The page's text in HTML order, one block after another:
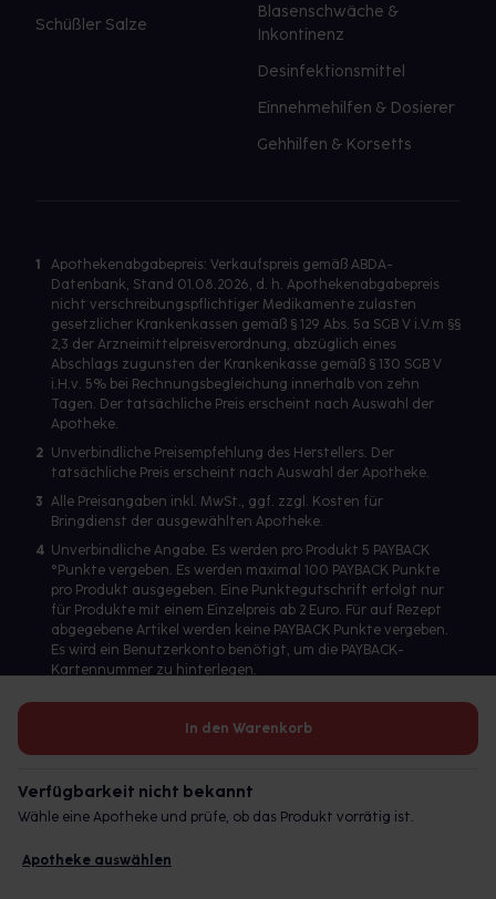
In den Warenkorb
Verfügbarkeit nicht bekannt
Wähle eine Apotheke und prüfe, ob das Produkt vorrätig ist.
Apotheke auswählen
Schüßler Salze
Blasenschwäche &
Inkontinenz
Desinfektionsmittel
Einnehmehilfen & Dosierer
Gehhilfen & Korsetts
1
Apothekenabgabepreis: Verkaufspreis gemäß ABDA-
Datenbank, Stand 01.08.2026, d. h. Apothekenabgabepreis
nicht verschreibungspflichtiger Medikamente zulasten
gesetzlicher Krankenkassen gemäß § 129 Abs. 5a SGB V i.V.m §§
2,3 der Arzneimittelpreisverordnung, abzüglich eines
Abschlags zugunsten der Krankenkasse gemäß § 130 SGB V
i.H.v. 5% bei Rechnungsbegleichung innerhalb von zehn
Tagen. Der tatsächliche Preis erscheint nach Auswahl der
Apotheke.
2 Unverbindliche Preisempfehlung des Herstellers. Der
tatsächliche Preis erscheint nach Auswahl der Apotheke.
3 Alle Preisangaben inkl. MwSt., ggf. zzgl. Kosten für
Bringdienst der ausgewählten Apotheke.
4 Unverbindliche Angabe. Es werden pro Produkt 5 PAYBACK
°Punkte vergeben. Es werden maximal 100 PAYBACK Punkte
pro Produkt ausgegeben. Eine Punktegutschrift erfolgt nur
für Produkte mit einem Einzelpreis ab 2 Euro. Für auf Rezept
abgegebene Artikel werden keine PAYBACK Punkte vergeben.
Es wird ein Benutzerkonto benötigt, um die PAYBACK-
Kartennummer zu hinterlegen.
Betreiber des Portals und verantwortlich: gesund.de GmbH &
© 2026 gesund.de GmbH & Co. KG